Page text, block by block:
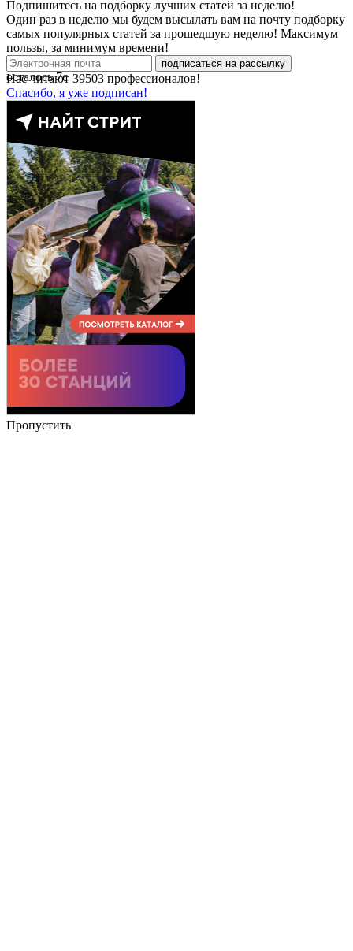
Подпишитесь на подборку лучших статей за неделю!
Один раз в неделю мы будем высылать вам на почту подборку
самых популярных статей за прошедшую неделю! Максимум
пользы, за минимум времени!
подписаться на рассылку
Нас читают 39503 профессионалов!
Спасибо, я уже подписан!
осталось7с
Пропустить